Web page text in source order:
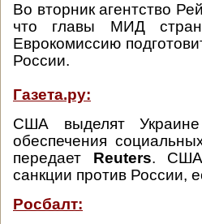
Во вторник агентство
что главы МИД
Еврокомиссию
России.
Газета.ру:
США выделят
обеспечения
передает Reuters. США
санкции против России,
Росбалт: